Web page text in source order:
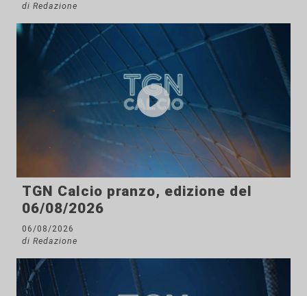
di Redazione
TGN Calcio pranzo, edizione del
06/08/2026
06/08/2026
di Redazione